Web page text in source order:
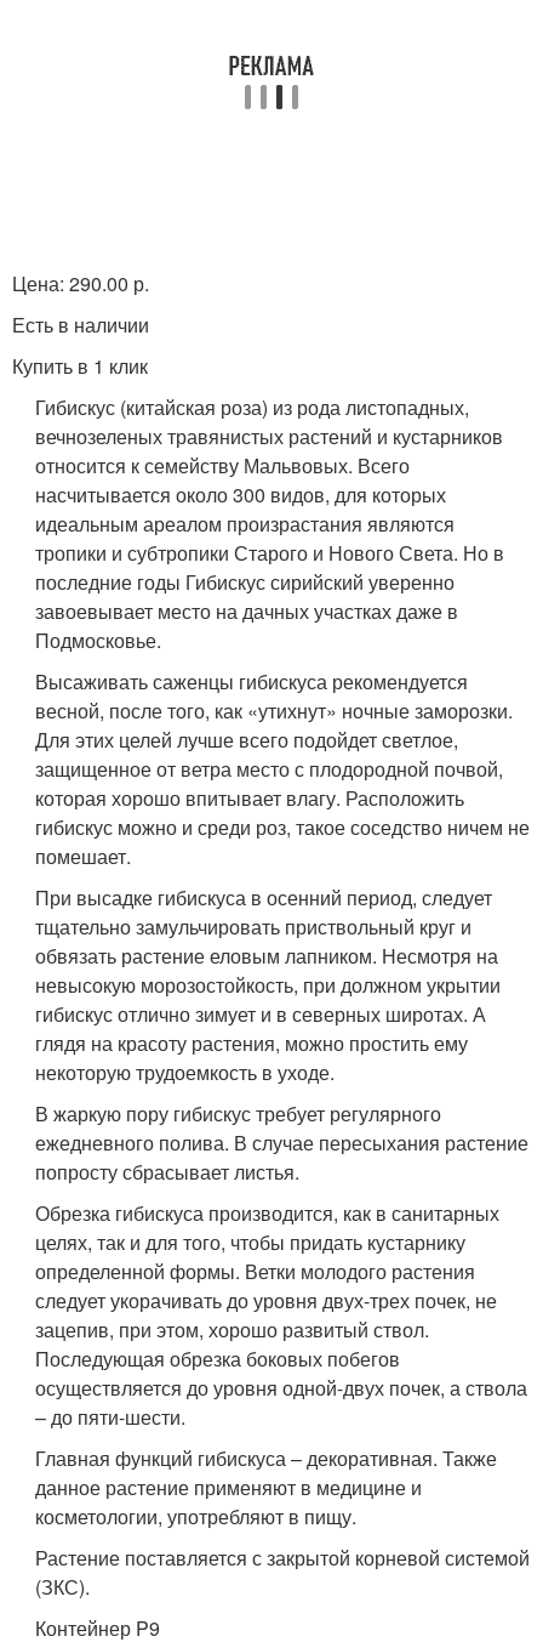
Цена: 290.00 р.
Есть в наличии
Купить в 1 клик
Гибискус (китайская роза) из рода листопадных,
вечнозеленых травянистых растений и кустарников
относится к семейству Мальвовых. Всего
насчитывается около 300 видов, для которых
идеальным ареалом произрастания являются
тропики и субтропики Старого и Нового Света. Но в
последние годы Гибискус сирийский уверенно
завоевывает место на дачных участках даже в
Подмосковье.
Высаживать саженцы гибискуса рекомендуется
весной, после того, как «утихнут» ночные заморозки.
Для этих целей лучше всего подойдет светлое,
защищенное от ветра место с плодородной почвой,
которая хорошо впитывает влагу. Расположить
гибискус можно и среди роз, такое соседство ничем не
помешает.
При высадке гибискуса в осенний период, следует
тщательно замульчировать приствольный круг и
обвязать растение еловым лапником. Несмотря на
невысокую морозостойкость, при должном укрытии
гибискус отлично зимует и в северных широтах. А
глядя на красоту растения, можно простить ему
некоторую трудоемкость в уходе.
В жаркую пору гибискус требует регулярного
ежедневного полива. В случае пересыхания растение
попросту сбрасывает листья.
Обрезка гибискуса производится, как в санитарных
целях, так и для того, чтобы придать кустарнику
определенной формы. Ветки молодого растения
следует укорачивать до уровня двух-трех почек, не
зацепив, при этом, хорошо развитый ствол.
Последующая обрезка боковых побегов
осуществляется до уровня одной-двух почек, а ствола
– до пяти-шести.
Главная функций гибискуса – декоративная. Также
данное растение применяют в медицине и
косметологии, употребляют в пищу.
Растение поставляется с закрытой корневой системой
(ЗКС).
Контейнер P9